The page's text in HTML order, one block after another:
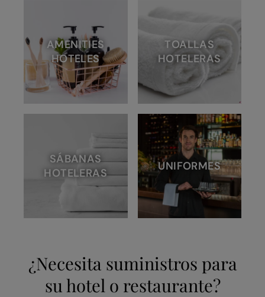
AMENITIES
HOTELES
TOALLAS
HOTELERAS
SÁBANAS
HOTELERAS
UNIFORMES
¿Necesita suministros para
su hotel o restaurante?